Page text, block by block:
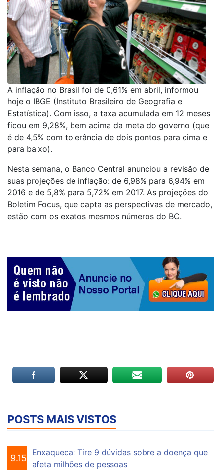
A inflação no Brasil foi de 0,61% em abril, informou
hoje o IBGE (Instituto Brasileiro de Geografia e
Estatística). Com isso, a taxa acumulada em 12 meses
ficou em 9,28%, bem acima da meta do governo (que
é de 4,5% com tolerância de dois pontos para cima e
para baixo).
Nesta semana, o Banco Central anunciou a revisão de
suas projeções de inflação: de 6,98% para 6,94% em
2016 e de 5,8% para 5,72% em 2017. As projeções do
Boletim Focus, que capta as perspectivas de mercado,
estão com os exatos mesmos números do BC.
POSTS MAIS VISTOS
9.154
Enxaqueca: Tire 9 dúvidas sobre a doença que
afeta milhões de pessoas